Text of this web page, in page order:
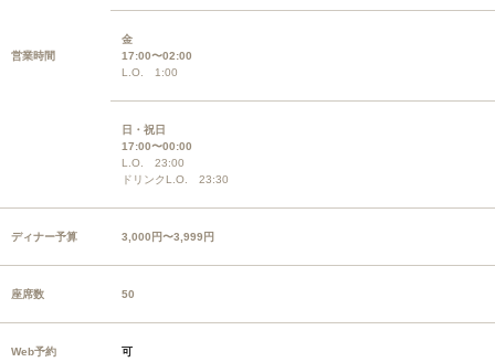
営業時間
金
17:00〜02:00
L.O. 1:00
日・祝日
17:00〜00:00
L.O. 23:00
ドリンクL.O. 23:30
ディナー予算 3,000円〜3,999円
座席数 50
Web予約 可